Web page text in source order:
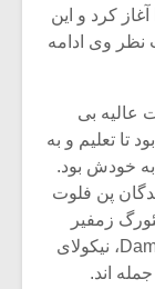
کرد و این
مرگ او در سال ۱۹۶۸ تحت نظر وی ادامه
عالیه بی
تا تعلیم و به
خودش بود.
پن فلوت
گئورگ زمفیر
Gheorghe Zamfir، دامیان لوکا Damian Luca، نیکولای
موریس ژار